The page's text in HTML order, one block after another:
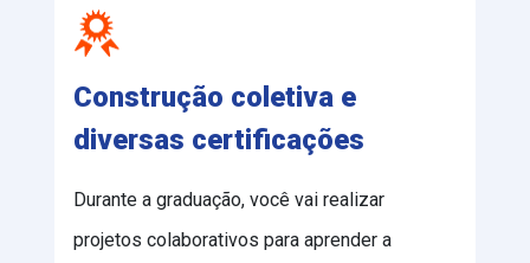
Construção coletiva e
diversas certificações
Durante a graduação, você vai realizar
projetos colaborativos para aprender a